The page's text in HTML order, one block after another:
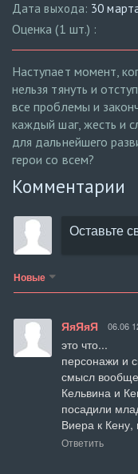
Дата выхода: 30
Оценка (1 шт.) :
Наступает момент,
нельзя тянуть и
все проблемы и
каждый шаг, жесть и
для дальнейшего
герои со всем?
Комментарии
Новые
ЯяЯяЯ 06.06
это что...
персонажи и
смысл
Кельвина и
посадили
Виера к Кену,
Ответить